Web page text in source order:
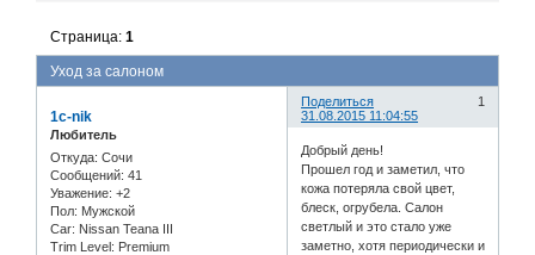
Уход за салоном
Страница:1
Поделиться
1
31.08.2015 11:04:55
1c-nik
Любитель
Откуда: Сочи
Сообщений: 41
Уважение: +2
Пол: Мужской
Car: Nissan Teana III
Trim Level: Premium
Добрый день!
Прошел год и заметил, что
кожа потеряла свой цвет,
блеск, огрубела. Салон
светлый и это стало уже
заметно, хотя периодически и